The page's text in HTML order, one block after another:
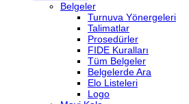
Belgeler
Turnuva Yönergeleri
Talimatlar
Prosedürler
FIDE Kuralları
Tüm Belgeler
Belgelerde Ara
Elo Listeleri
Logo